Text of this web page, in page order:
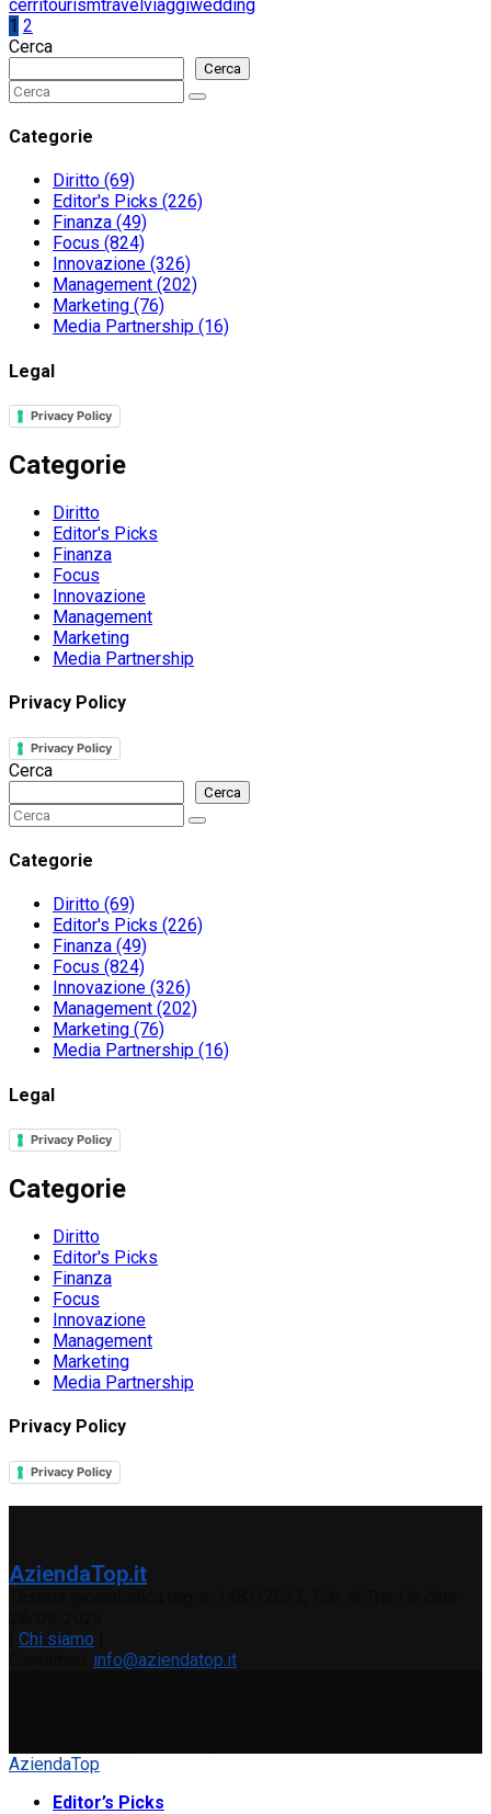
cerritourismtravelviaggiwedding
Paginazione
degli
articoli
1 2
Cerca
Cerca
Search
for:
Search
Categorie
Diritto (69)
Editor's Picks (226)
Finanza (49)
Focus (824)
Innovazione (326)
Management (202)
Marketing (76)
Media Partnership (16)
Legal
Privacy Policy
Categorie
Diritto
Editor's Picks
Finanza
Focus
Innovazione
Management
Marketing
Media Partnership
Privacy Policy
Privacy Policy
Cerca
Cerca
Search
for:
Search
Categorie
Diritto (69)
Editor's Picks (226)
Finanza (49)
Focus (824)
Innovazione (326)
Management (202)
Marketing (76)
Media Partnership (16)
Legal
Privacy Policy
Categorie
Diritto
Editor's Picks
Finanza
Focus
Innovazione
Management
Marketing
Media Partnership
Privacy Policy
Privacy Policy
AziendaTop.it
Chi siamo
info@aziendatop.it
AziendaTop
Editor’s Picks